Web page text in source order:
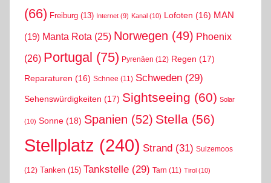
(66) Freiburg (13) Internet (9) Kanal (10) Lofoten (16) MAN
(19) Manta Rota (25) Norwegen (49) Phoenix
(26) Portugal (75) Pyrenäen (12) Regen (17)
Reparaturen (16) Schnee (11) Schweden (29)
Sehenswürdigkeiten (17) Sightseeing (60) Solar
(10) Sonne (18) Spanien (52) Stella (56)
Stellplatz (240) Strand (31) Sulzemoos
(12) Tanken (15) Tankstelle (29) Tarn (11) Tirol (10)